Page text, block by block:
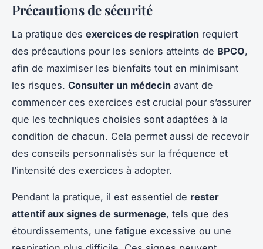
Précautions de sécurité
La pratique des exercices de respiration requiert
des précautions pour les seniors atteints de BPCO,
afin de maximiser les bienfaits tout en minimisant
les risques. Consulter un médecin avant de
commencer ces exercices est crucial pour s’assurer
que les techniques choisies sont adaptées à la
condition de chacun. Cela permet aussi de recevoir
des conseils personnalisés sur la fréquence et
l’intensité des exercices à adopter.
Pendant la pratique, il est essentiel de rester
attentif aux signes de surmenage, tels que des
étourdissements, une fatigue excessive ou une